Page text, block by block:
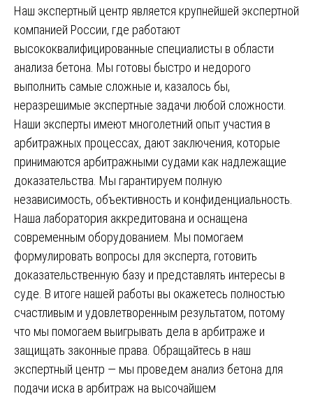
Наш экспертный центр является крупнейшей экспертной
компанией России, где работают
высококвалифицированные специалисты в области
анализа бетона. Мы готовы быстро и недорого
выполнить самые сложные и, казалось бы,
неразрешимые экспертные задачи любой сложности.
Наши эксперты имеют многолетний опыт участия в
арбитражных процессах, дают заключения, которые
принимаются арбитражными судами как надлежащие
доказательства. Мы гарантируем полную
независимость, объективность и конфиденциальность.
Наша лаборатория аккредитована и оснащена
современным оборудованием. Мы помогаем
формулировать вопросы для эксперта, готовить
доказательственную базу и представлять интересы в
суде. В итоге нашей работы вы окажетесь полностью
счастливым и удовлетворенным результатом, потому
что мы помогаем выигрывать дела в арбитраже и
защищать законные права. Обращайтесь в наш
экспертный центр — мы проведем анализ бетона для
подачи иска в арбитраж на высочайшем